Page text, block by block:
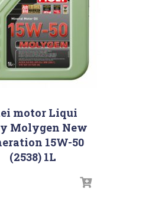
motor Liqui
Molygen New
15W-50
(2538) 1L